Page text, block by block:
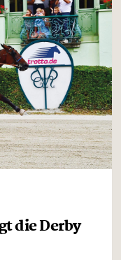
die Derby